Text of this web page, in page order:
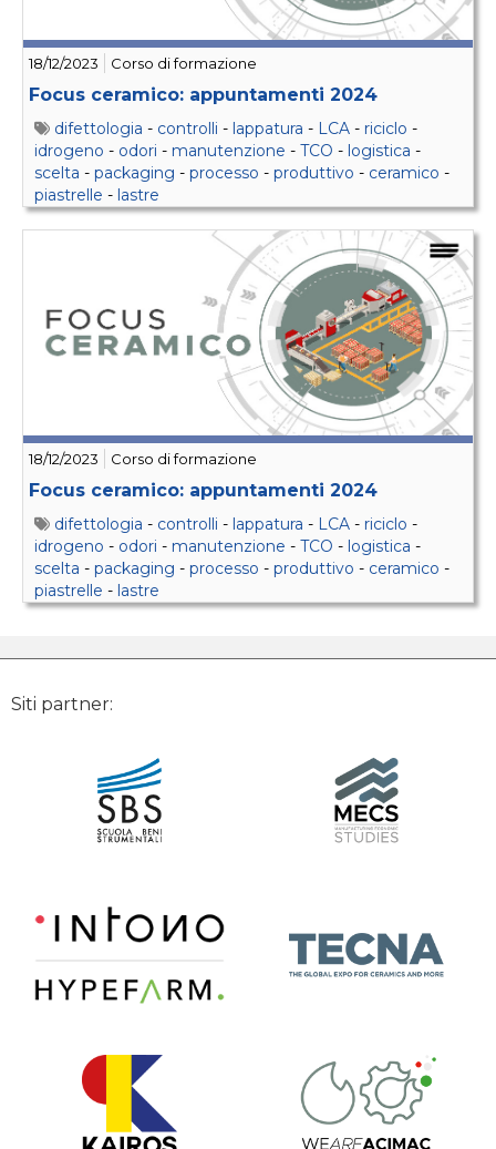
18/12/2023 Corso di formazione
Focus ceramico: appuntamenti 2024
difettologia - controlli - lappatura - LCA - riciclo -
idrogeno - odori - manutenzione - TCO - logistica -
scelta - packaging - processo - produttivo - ceramico -
piastrelle - lastre
18/12/2023 Corso di formazione
Focus ceramico: appuntamenti 2024
difettologia - controlli - lappatura - LCA - riciclo -
idrogeno - odori - manutenzione - TCO - logistica -
scelta - packaging - processo - produttivo - ceramico -
piastrelle - lastre
Siti partner: